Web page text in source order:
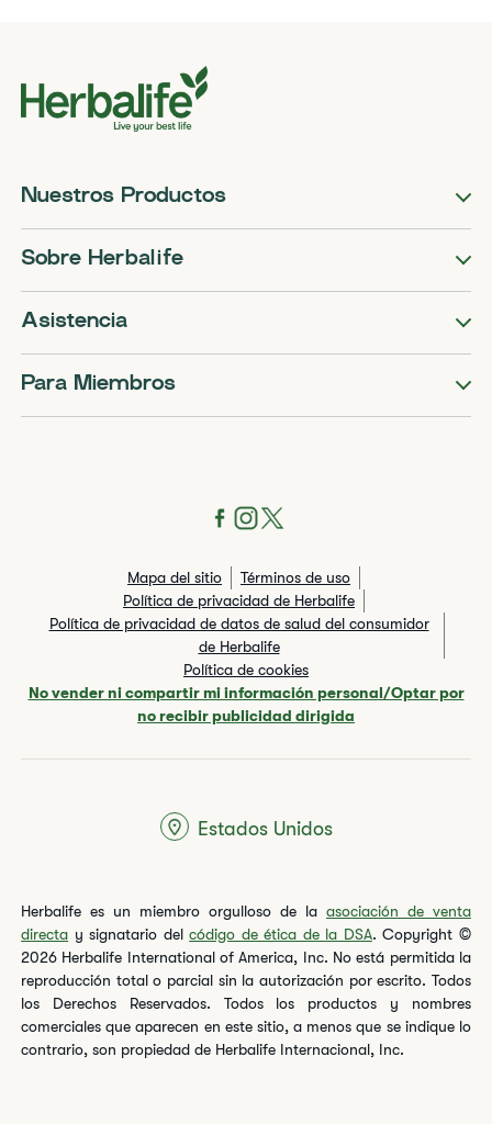
Nuestros Productos
Sobre Herbalife
Asistencia
Para Miembros
Mapa del sitio
Términos de uso
Política de privacidad de Herbalife
Política de privacidad de datos de salud del consumidor
de Herbalife
Política de cookies
No vender ni compartir mi información personal/Optar por
no recibir publicidad dirigida
Herbalife es un miembro orgulloso de la asociación de venta
directa y signatario delcódigo de ética de la DSA. Copyright ©
2026 Herbalife International of America, Inc. No está permitida la
reproducción total o parcial sin la autorización por escrito. Todos
los Derechos Reservados. Todos los productos y nombres
comerciales que aparecen en este sitio, a menos que se indique lo
contrario, son propiedad de Herbalife Internacional, Inc.
Estados Unidos